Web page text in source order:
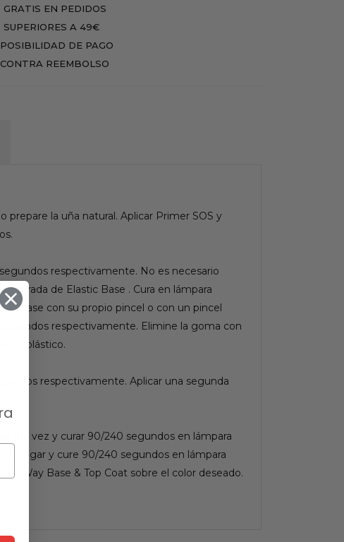
GRATIS EN PEDIDOS
SUPERIORES A 49€
POSIBILIDAD DE PAGO
CONTRA REEMBOLSO
prepare la uña natural. Aplicar Primer SOS y
respectivamente. No es necesario
estirada de Elastic Base . Cura en lámpara
Base con su propio pincel o con un pincel
respectivamente. Elimine la goma con
de plástico.
respectivamente. Aplicar una segunda
a la vez y curar 90/240 segundos en lámpara
pulgar y cure 90/240 segundos en lámpara
2Way Base & Top Coat sobre el color deseado.